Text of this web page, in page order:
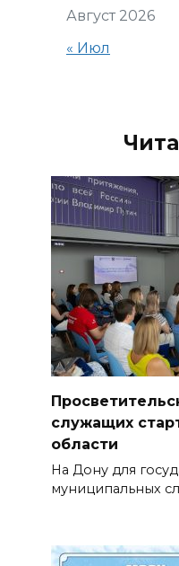
Август 2026
« Июл
служащих
области
На Дону для
муниципальных